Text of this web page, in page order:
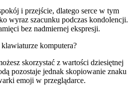
i przejście, dlatego serce w tym
wyraz szacunku podczas kondolencji.
bez nadmiernej ekspresji.
klawiaturze komputera?
skorzystać z wartości dziesiętnej
pozostaje jednak skopiowanie znaku
emoji w przeglądarce.